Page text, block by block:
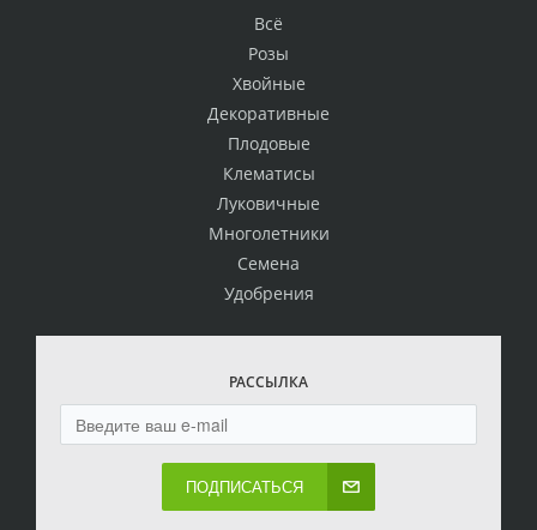
Всё
Розы
Хвойные
Декоративные
Плодовые
Клематисы
Луковичные
Многолетники
Семена
Удобрения
РАССЫЛКА
ПОДПИСАТЬСЯ